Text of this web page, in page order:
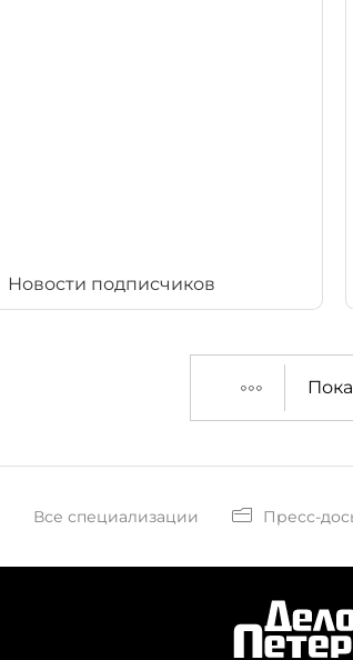
Новости подписчиков
Все специализации Пресс-